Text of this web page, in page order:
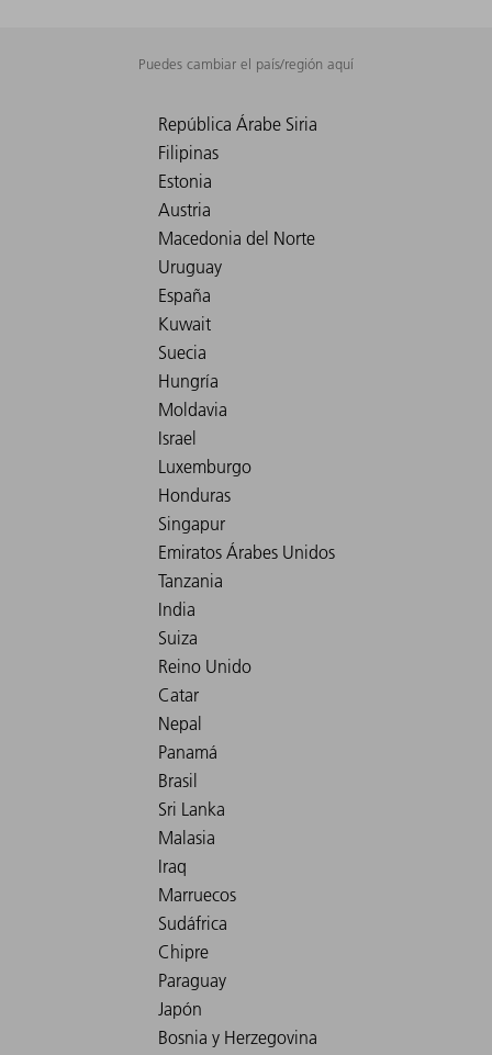
Puedes cambiar el país/región aquí